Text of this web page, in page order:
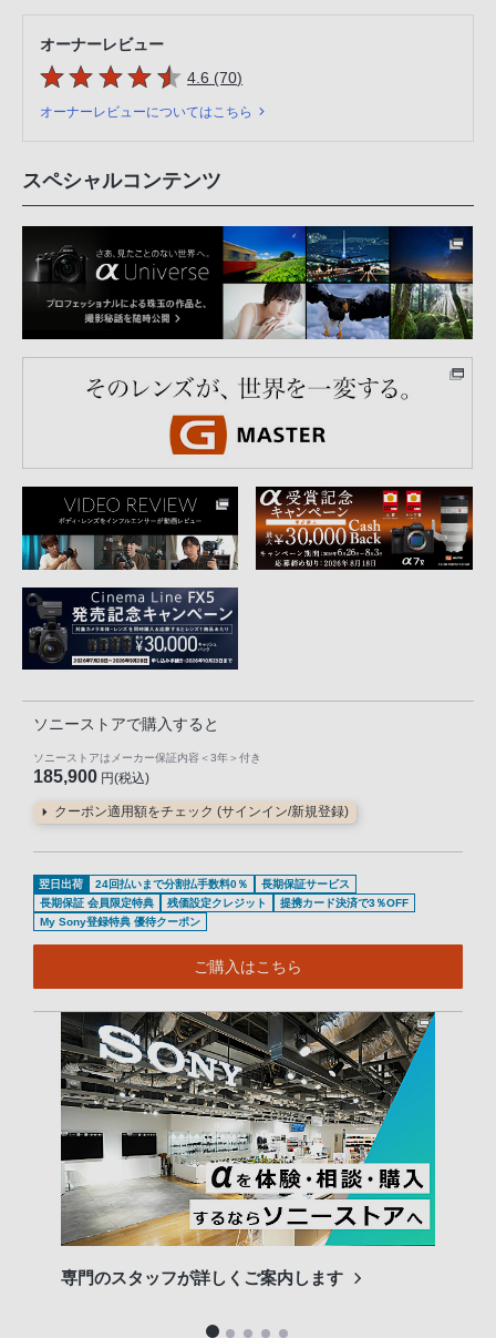
オーナーレビュー
5つの星のうち
4.6 (70件のレビュー
)
オーナーレビューについてはこちら
スペシャルコンテンツ
ソニーストアで購入すると
ソニーストアはメーカー保証内容 ＜3年＞ 付き
185,900 円(税込)
クーポン適用額をチェック (サインイン/新規登録)
翌日出荷 24回払いまで分割払手数料0％
長期保証サービス
長期保証 会員限定特典
残価設定クレジット
提携カード決済で3％OFF
My Sony登録特典 優待クーポン
ご購入はこちら
専門のスタッフが詳しくご案内します